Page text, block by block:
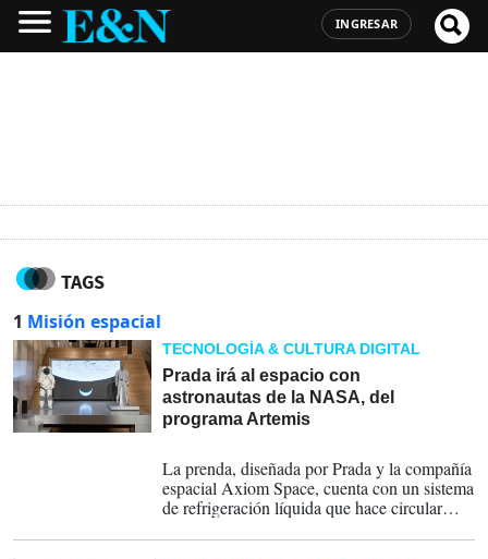
INGRESAR
TAGS
1 Misión espacial
TECNOLOGÍA & CULTURA DIGITAL
Prada irá al espacio con
astronautas de la NASA, del
programa Artemis
La prenda, diseñada por Prada y la compañía
espacial Axiom Space, cuenta con un sistema
de refrigeración líquida que hace circular
regular la temperatura de los astronautas.